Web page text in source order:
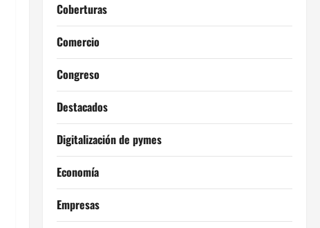
Coberturas
Comercio
Congreso
Destacados
Digitalización de pymes
Economía
Empresas